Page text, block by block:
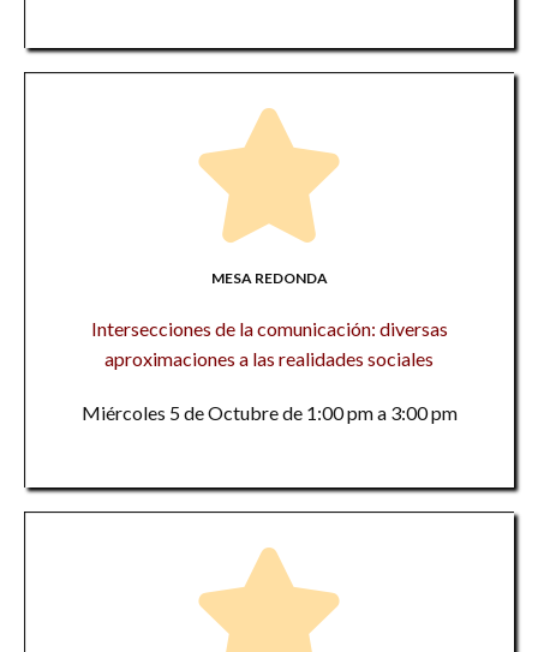
MESA REDONDA
Intersecciones de la comunicación: diversas
aproximaciones a las realidades sociales
Miércoles 5 de Octubre de 1:00 pm a 3:00 pm